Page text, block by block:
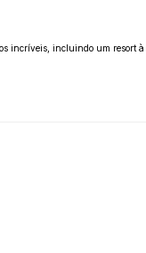
incríveis, incluindo um resort